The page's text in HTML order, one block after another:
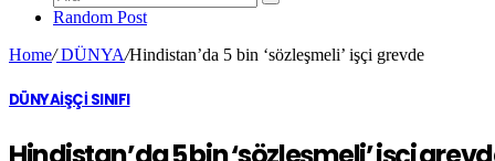
Random Post
Home/DÜNYA/Hindistan’da 5 bin ‘sözleşmeli’ işçi grevde
DÜNYAİŞÇİ SINIFI